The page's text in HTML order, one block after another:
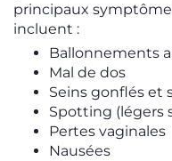
principaux
incluent :
Ballonnements
Mal de dos
Seins gonflés et
Spotting (légers
Pertes vaginales
Nausées